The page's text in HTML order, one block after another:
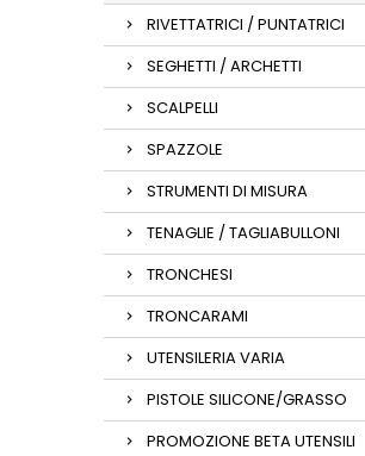
RIVETTATRICI / PUNTATRICI
SEGHETTI / ARCHETTI
SCALPELLI
SPAZZOLE
STRUMENTI DI MISURA
TENAGLIE / TAGLIABULLONI
TRONCHESI
TRONCARAMI
UTENSILERIA VARIA
PISTOLE SILICONE/GRASSO
PROMOZIONE BETA UTENSILI